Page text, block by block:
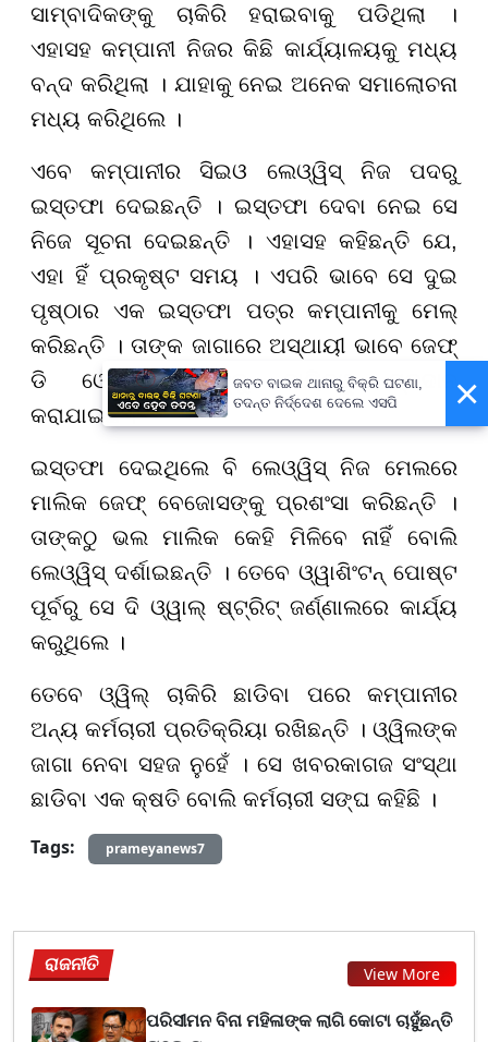
ସାମ୍ବାଦିକଙ୍କୁ ଚାକିରି ହରାଇବାକୁ ପଡିଥିଲା ।
ଏହାସହ କମ୍ପାନୀ ନିଜର କିଛି କାର୍ଯ୍ୟାଳୟକୁ ମଧ୍ୟ
ବନ୍ଦ କରିଥିଲା । ଯାହାକୁ ନେଇ ଅନେକ ସମାଲୋଚନା
ମଧ୍ୟ କରିଥିଲେ ।
ଏବେ କମ୍ପାନୀର ସିଇଓ ଲେଓ୍ୱିସ୍ ନିଜ ପଦରୁ
ଇସ୍ତଫା ଦେଇଛନ୍ତି । ଇସ୍ତଫା ଦେବା ନେଇ ସେ
ନିଜେ ସୂଚନା ଦେଇଛନ୍ତି । ଏହାସହ କହିଛନ୍ତି ଯେ,
ଏହା ହିଁ ପ୍ରକୃଷ୍ଟ ସମୟ । ଏପରି ଭାବେ ସେ ଦୁଇ
ପୃଷ୍ଠାର ଏକ ଇସ୍ତଫା ପତ୍ର କମ୍ପାନୀକୁ ମେଲ୍
କରିଛନ୍ତି । ତାଙ୍କ ଜାଗାରେ ଅସ୍ଥାୟୀ ଭାବେ ଜେଫ୍
ଡି ଓୋନୋଫ୍ରିୟୋଙ୍କୁ ଦାୟିତ୍ୱ ପ୍ରଦାନ
କରାଯାଇଛି ।
ଇସ୍ତଫା ଦେଇଥିଲେ ବି ଲେଓ୍ୱିସ୍ ନିଜ ମେଲରେ
ମାଲିକ ଜେଫ୍ ବେଜୋସଙ୍କୁ ପ୍ରଶଂସା କରିଛନ୍ତି ।
ତାଙ୍କଠୁ ଭଲ ମାଲିକ କେହି ମିଳିବେ ନାହିଁ ବୋଲି
ଲେଓ୍ୱିସ୍ ଦର୍ଶାଇଛନ୍ତି । ତେବେ ଓ୍ୱାଶିଂଟନ୍ ପୋଷ୍ଟ
ପୂର୍ବରୁ ସେ ଦି ଓ୍ୱାଲ୍ ଷ୍ଟ୍ରିଟ୍ ଜର୍ଣ୍ଣାଲରେ କାର୍ଯ୍ୟ
କରୁଥିଲେ ।
ତେବେ ଓ୍ୱିଲ୍ ଚାକିରି ଛାଡିବା ପରେ କମ୍ପାନୀର
ଅନ୍ୟ କର୍ମଚାରୀ ପ୍ରତିକ୍ରିୟା ରଖିଛନ୍ତି । ଓ୍ୱିଲଙ୍କ
ଜାଗା ନେବା ସହଜ ନୁହେଁ । ସେ ଖବରକାଗଜ ସଂସ୍ଥା
ଛାଡିବା ଏକ କ୍ଷତି ବୋଲି କର୍ମଚାରୀ ସଙ୍ଘ କହିଛି ।
Tags:
prameyanews7
ରାଜନୀତି View More
ପରିସୀମନ ବିନା ମହିଳାଙ୍କ ଲାଗି କୋଟା ଚାହୁଁଛନ୍ତି
×
ଜବତ ବାଇକ ଥାନାରୁ ବିକ୍ରି ଘଟଣା,
ତଦନ୍ତ ନିର୍ଦ୍ଦେଶ ଦେଲେ ଏସପି